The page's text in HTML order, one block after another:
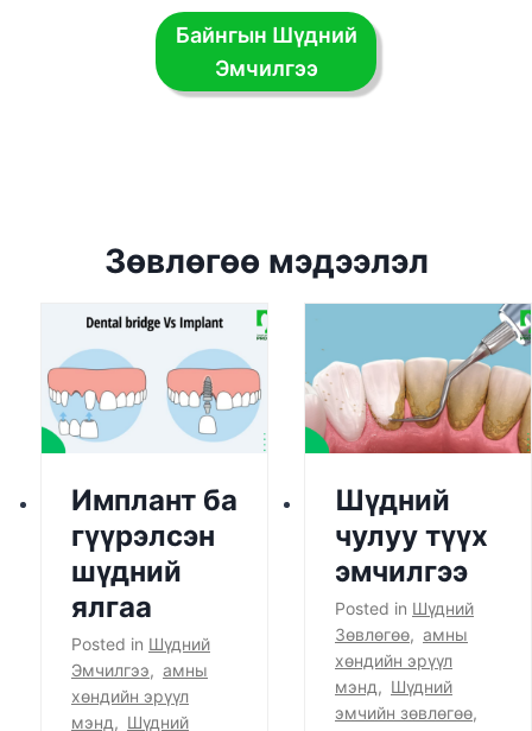
Байнгын Шүдний
Эмчилгээ
Зөвлөгөө мэдээлэл
Имплант ба
гүүрэлсэн
шүдний
ялгаа
Posted in Шүдний
Эмчилгээ, амны
хөндийн эрүүл
мэнд, Шүдний
Шүдний
чулуу түүх
эмчилгээ
Posted in Шүдний
Зөвлөгөө, амны
хөндийн эрүүл
мэнд, Шүдний
эмчийн зөвлөгөө,